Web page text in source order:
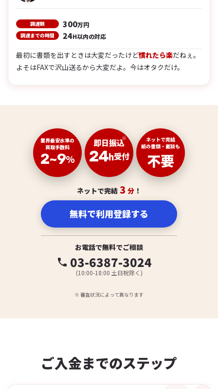
調達額 300万円
調達までの時間 24H以内の対応
最初に書類を出すときは大変だったけど慣れたら楽だねぇ。
よそはFAXで沢山送るから大変だよ。今はオタクだけ。
業界最安水準の
買取手数料
2~9%
即日振込※
24h受付
ネットで完結
紙の書類・面談も
不要
※ 審査状況によって異なります
ネットで完結 3 分 ！
無料で利用登録する
お電話で無料でご相談
phone 03-6387-3024
(10:00-18:00 土日祝除く)
ご入金までのステップ